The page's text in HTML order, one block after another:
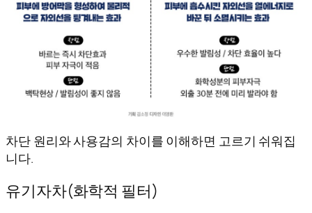
차단 원리와 사용감의 차이를 이해하면 고르기 쉬워집
니다.
유기자차(화학적 필터)